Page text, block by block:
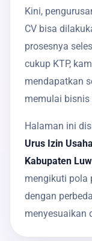
Kini,
CV bisa
prosesnya
cukup KTP,
mendapatkan
memulai bisnis
Halaman ini
Urus Izin
Kabupaten
mengikuti pola
dengan
menyesuaikan